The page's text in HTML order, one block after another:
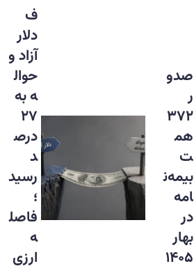
صدو
ر
۳۷۲
هم
ت
بیمه‌ن
امه
در
بهار
۱۴۰۵
ف
دلار
آزاد و
حوال
ه به
۲۷
درص
د
رسید
؛
فاصل
ه
ارزی